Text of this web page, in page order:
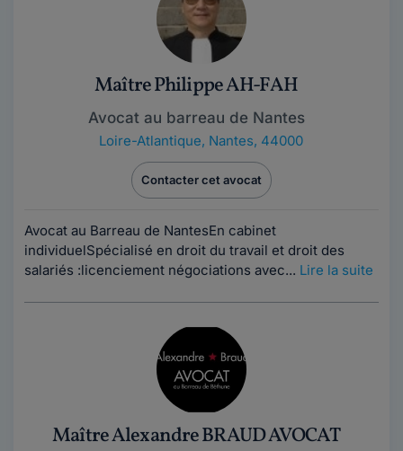
Maître Philippe AH-FAH
Avocat au barreau de Nantes
Loire-Atlantique, Nantes, 44000
Contacter cet avocat
Avocat au Barreau de NantesEn cabinet
individuelSpécialisé en droit du travail et droit des
salariés :licenciement négociations avec... Lire la suite
Maître Alexandre BRAUD AVOCAT